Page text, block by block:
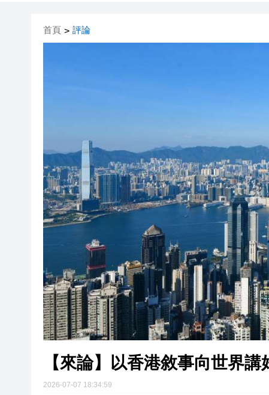
有片丨清淡不等於吃素！ 清淡
首頁 > 評論
【來論】以香港敘事向世界講
2026-07-07 18:34:59